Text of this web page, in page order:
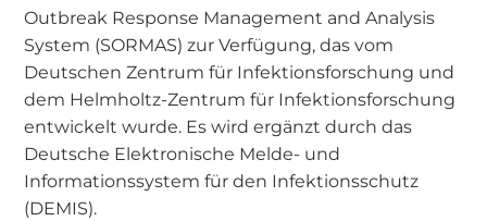
Outbreak Response Management and Analysis
System (SORMAS) zur Verfügung, das vom
Deutschen Zentrum für Infektionsforschung und
dem Helmholtz-Zentrum für Infektionsforschung
entwickelt wurde. Es wird ergänzt durch das
Deutsche Elektronische Melde- und
Informationssystem für den Infektionsschutz
(DEMIS).